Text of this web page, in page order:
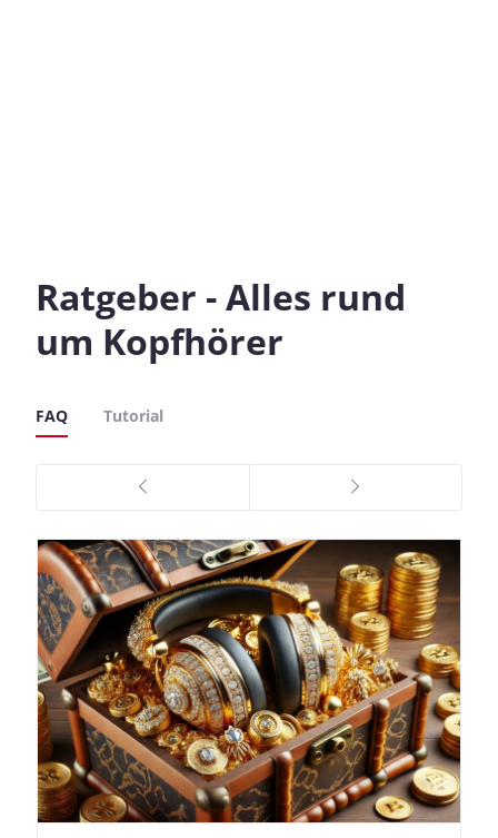
Ratgeber - Alles rund
um Kopfhörer
FAQ Tutorial